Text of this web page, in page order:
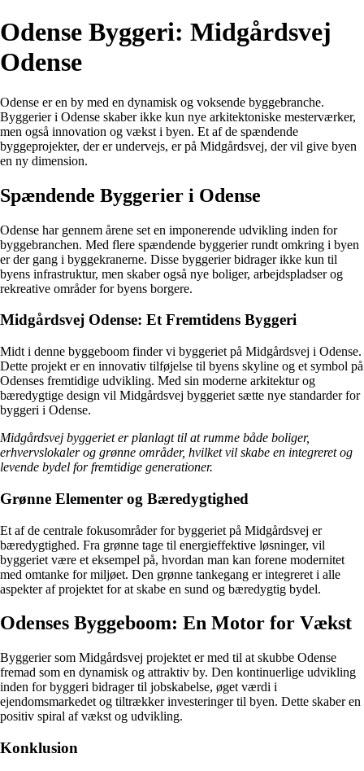
Odense Byggeri: Midgårdsvej
Odense
Odense er en by med en dynamisk og voksende byggebranche.
Byggerier i Odense skaber ikke kun nye arkitektoniske mesterværker,
men også innovation og vækst i byen. Et af de spændende
byggeprojekter, der er undervejs, er på Midgårdsvej, der vil give byen
en ny dimension.
Spændende Byggerier i Odense
Odense har gennem årene set en imponerende udvikling inden for
byggebranchen. Med flere spændende byggerier rundt omkring i byen
er der gang i byggekranerne. Disse byggerier bidrager ikke kun til
byens infrastruktur, men skaber også nye boliger, arbejdspladser og
rekreative områder for byens borgere.
Midgårdsvej Odense: Et Fremtidens Byggeri
Midt i denne byggeboom finder vi byggeriet på Midgårdsvej i Odense.
Dette projekt er en innovativ tilføjelse til byens skyline og et symbol på
Odenses fremtidige udvikling. Med sin moderne arkitektur og
bæredygtige design vil Midgårdsvej byggeriet sætte nye standarder for
byggeri i Odense.
Midgårdsvej byggeriet er planlagt til at rumme både boliger,
erhvervslokaler og grønne områder, hvilket vil skabe en integreret og
levende bydel for fremtidige generationer.
Grønne Elementer og Bæredygtighed
Et af de centrale fokusområder for byggeriet på Midgårdsvej er
bæredygtighed. Fra grønne tage til energieffektive løsninger, vil
byggeriet være et eksempel på, hvordan man kan forene modernitet
med omtanke for miljøet. Den grønne tankegang er integreret i alle
aspekter af projektet for at skabe en sund og bæredygtig bydel.
Odenses Byggeboom: En Motor for Vækst
Byggerier som Midgårdsvej projektet er med til at skubbe Odense
fremad som en dynamisk og attraktiv by. Den kontinuerlige udvikling
inden for byggeri bidrager til jobskabelse, øget værdi i
ejendomsmarkedet og tiltrækker investeringer til byen. Dette skaber en
positiv spiral af vækst og udvikling.
Konklusion